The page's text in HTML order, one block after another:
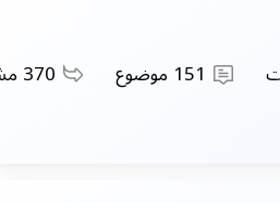
موضوع 370 مشاركات